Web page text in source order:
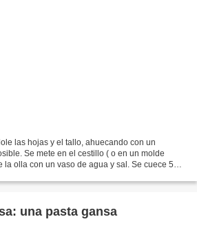
las hojas y el tallo, ahuecando con un
Se mete en el cestillo ( o en un molde
la olla con un vaso de agua y sal. Se cuece 5
una pasta gansa